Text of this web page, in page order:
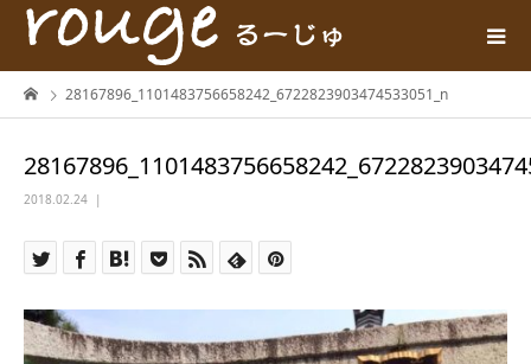
28167896_1101483756658242_6722823903474533051_n
2018.02.24